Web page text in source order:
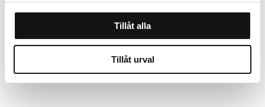
Tillåt alla
Tillåt urval